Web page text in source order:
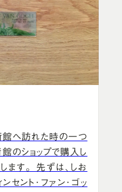
館へ訪れた時の一つ
のショップで購入し
ます。 先ずは、しお
セント･ファン･ゴッ